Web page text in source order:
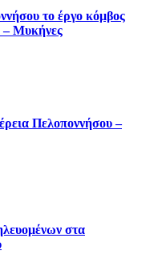
το έργο κόμβος
– Μυκήνες
Πελοποννήσου –
στα